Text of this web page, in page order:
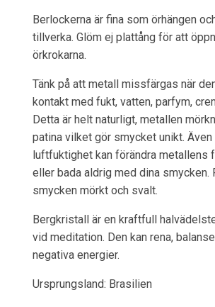
Berlockerna är fina som örhängen
tillverka. Glöm ej plattång för att
örkrokarna.
Tänk på att metall missfärgas när
kontakt med fukt, vatten, parfym,
Detta är helt naturligt, metallen
patina vilket gör smycket unikt.
luftfuktighet kan förändra metallens
eller bada aldrig med dina smycken.
smycken mörkt och svalt.
Bergkristall är en kraftfull
vid meditation. Den kan rena,
negativa energier.
Ursprungsland: Brasilien